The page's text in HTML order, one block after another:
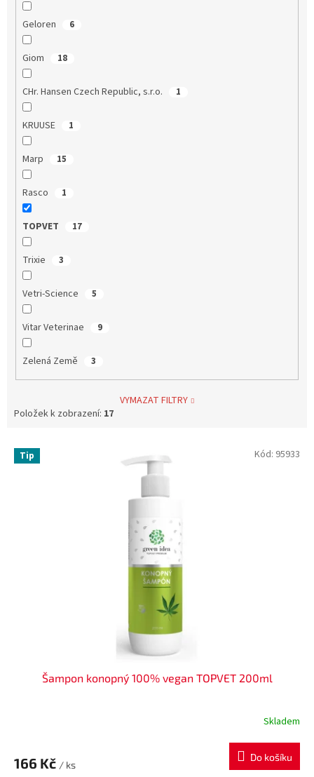
Geloren 6
Giom 18
CHr. Hansen Czech Republic, s.r.o. 1
KRUUSE 1
Marp 15
Rasco 1
TOPVET 17
Trixie 3
Vetri-Science 5
Vitar Veterinae 9
Zelená Země 3
VYMAZAT FILTRY
Položek k zobrazení: 17
V Tip
Šampon konopný 100% vegan TOPVET 200ml
Skladem
166 Kč / ks
Do košíku
Kód: 95933